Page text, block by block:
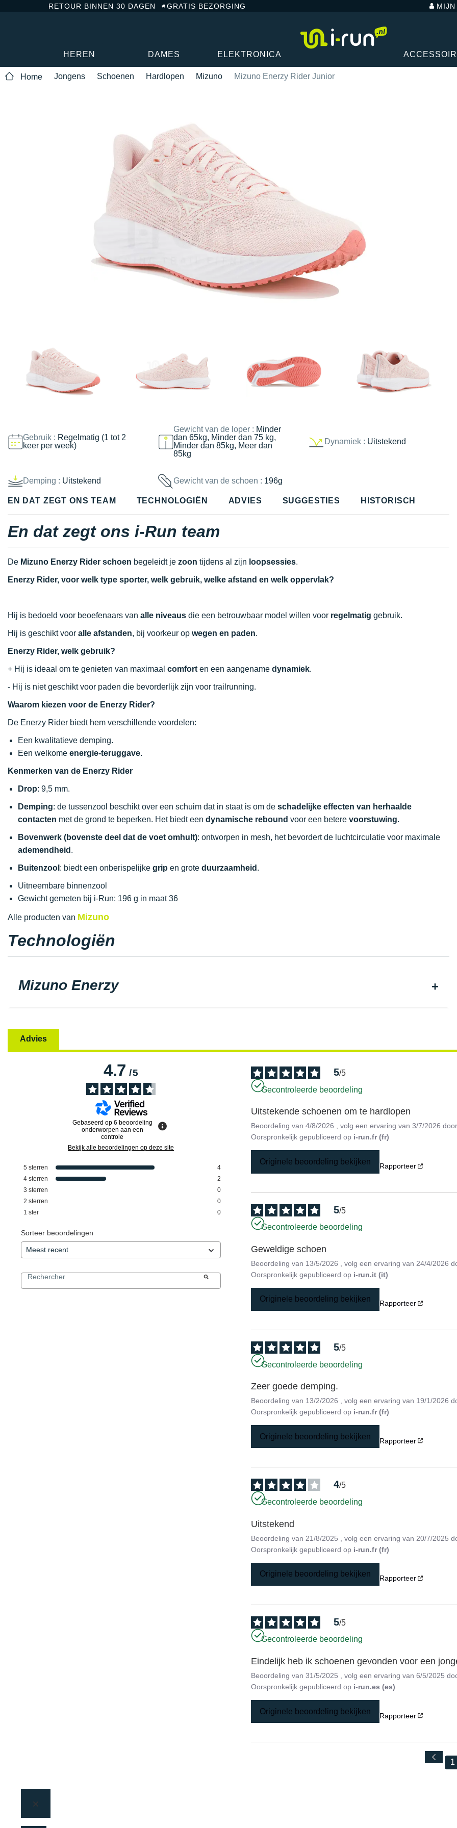
RETOUR BINNEN 30 DAGEN GRATIS BEZORGING MIJN
HEREN DAMES ELEKTRONICA
Home Jongens Schoenen Hardlopen Mizuno Mizuno Enerzy Rider Junior
Gebruik : Regelmatig (1 tot 2
keer per week)
Gewicht van de loper : Minder
dan 65kg, Minder dan 75 kg,
Minder dan 85kg, Meer dan
85kg
Dynamiek : Uitstekend
Demping : Uitstekend Gewicht van de schoen : 196g
EN DAT ZEGT ONS TEAM TECHNOLOGIËN ADVIES SUGGESTIES HISTORISCH
En dat zegt ons i-Run team
De Mizuno Enerzy Rider schoen begeleidt je zoon tijdens al zijn loopsessies.
Enerzy Rider, voor welk type sporter, welk gebruik, welke afstand en welk oppervlak?
Hij is bedoeld voor beoefenaars van alle niveaus die een betrouwbaar model willen voor regelmatig gebruik.
Hij is geschikt voor alle afstanden, bij voorkeur op wegen en paden.
Enerzy Rider, welk gebruik?
+ Hij is ideaal om te genieten van maximaal comfort en een aangename dynamiek.
- Hij is niet geschikt voor paden die bevorderlijk zijn voor trailrunning.
Waarom kiezen voor de Enerzy Rider?
De Enerzy Rider biedt hem verschillende voordelen:
Een kwalitatieve demping.
Een welkome energie-teruggave.
Kenmerken van de Enerzy Rider
Drop: 9,5 mm.
Demping: de tussenzool beschikt over een schuim dat in staat is om de schadelijke effecten van herhaalde
contacten met de grond te beperken. Het biedt een dynamische rebound voor een betere voorstuwing.
Bovenwerk (bovenste deel dat de voet omhult): ontworpen in mesh, het bevordert de luchtcirculatie voor maximale
ademendheid .
Buitenzool : biedt een onberispelijke grip en grote duurzaamheid .
Uitneembare binnenzool
Gewicht gemeten bij i-Run: 196 g in maat 36
Alle producten van Mizuno
Technologiën
Mizuno Enerzy
Advies
4.7/5
Gebaseerd op 6 beoordeling
onderworpen aan een
controle
Bekijk alle beoordelingen op deze site
5 sterren
4
4 sterren
2
3 sterren
0
2 sterren
0
1 ster 0
Sorteer beoordelingen
5/5
Gecontroleerde beoordeling
Uitstekende schoenen om te hardlopen
Beoordeling van4/8/2026 , volg een ervaring van3/7/2026 door
Oorspronkelijk gepubliceerd op i-run.fr (fr)
Originele beoordeling bekijken Rapporteer
5/5
Gecontroleerde beoordeling
Geweldige schoen
Beoordeling van 13/5/2026 , volg een ervaring van 24/4/2026
Oorspronkelijk gepubliceerd op i-run.it (it)
Originele beoordeling bekijken Rapporteer
5/5
Gecontroleerde beoordeling
Zeer goede demping.
Beoordeling van 13/2/2026 , volg een ervaring van 19/1/2026
Oorspronkelijk gepubliceerd op i-run.fr (fr)
Originele beoordeling bekijken Rapporteer
4/5
Gecontroleerde beoordeling
Uitstekend
Beoordeling van 21/8/2025 , volg een ervaring van 20/7/2025
Oorspronkelijk gepubliceerd op i-run.fr (fr)
Originele beoordeling bekijken Rapporteer
5/5
Gecontroleerde beoordeling
Eindelijk heb ik schoenen gevonden voor een
Beoordeling van31/5/2025 , volg een ervaring van6/5/2025
Oorspronkelijk gepubliceerd op i-run.es (es)
Originele beoordeling bekijken Rapporteer
1